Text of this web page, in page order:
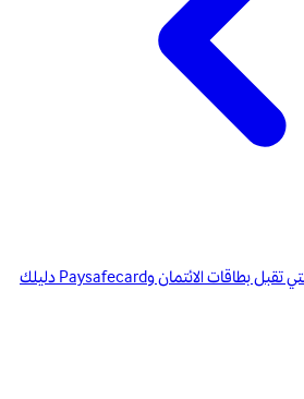
أفضل مواقع الكازينو التي تقبل بطاقات الائتمان وPaysafecard دليلك